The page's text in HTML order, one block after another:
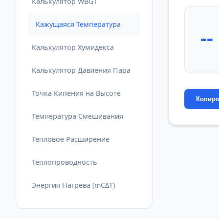
Кажущаяся Температура
Калькулятор Хумидекса
Калькулятор Давления Пара
Точка Кипения на Высоте
Температура Смешивания
Тепловое Расширение
Теплопроводность
Энергия Нагрева (mCΔT)
--